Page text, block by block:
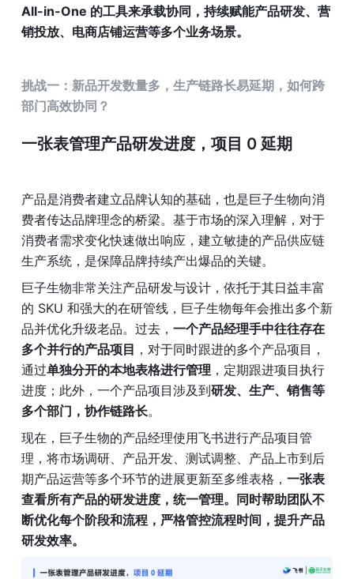
All-in-One 的工具来承载协同，持续赋能产品研发、营
销投放、电商店铺运营等多个业务场景。
挑战一：新品开发数量多，生产链路长易延期，如何跨
部门高效协同？
一张表管理产品研发进度，项目 0 延期
产品是消费者建立品牌认知的基础，也是巨子生物向消
费者传达品牌理念的桥梁。基于市场的深入理解，对于
消费者需求变化快速做出响应，建立敏捷的产品供应链
生产系统，是保障品牌持续产出爆品的关键。
巨子生物非常关注产品研发与设计，依托于其日益丰富
的 SKU 和强大的在研管线，巨子生物每年会推出多个新
品并优化升级老品。过去， 一个产品经理手中往往存在
多个并行的产品项目 ，对于同时跟进的多个产品项目，
通过单独分开的本地表格进行管理 ，定期跟进项目执行
进度；此外，一个产品项目涉及到研发、生产、销售等
多个部门，协作链路长。
现在，巨子生物的产品经理使用飞书进行产品项目管
理，将市场调研、产品开发、测试调整、产品上市到后
期产品运营等多个环节的进展更新至多维表格， 一张表
查看所有产品的研发进度，统一管理。同时帮助团队不
断优化每个阶段和流程，严格管控流程时间，提升产品
研发效率。